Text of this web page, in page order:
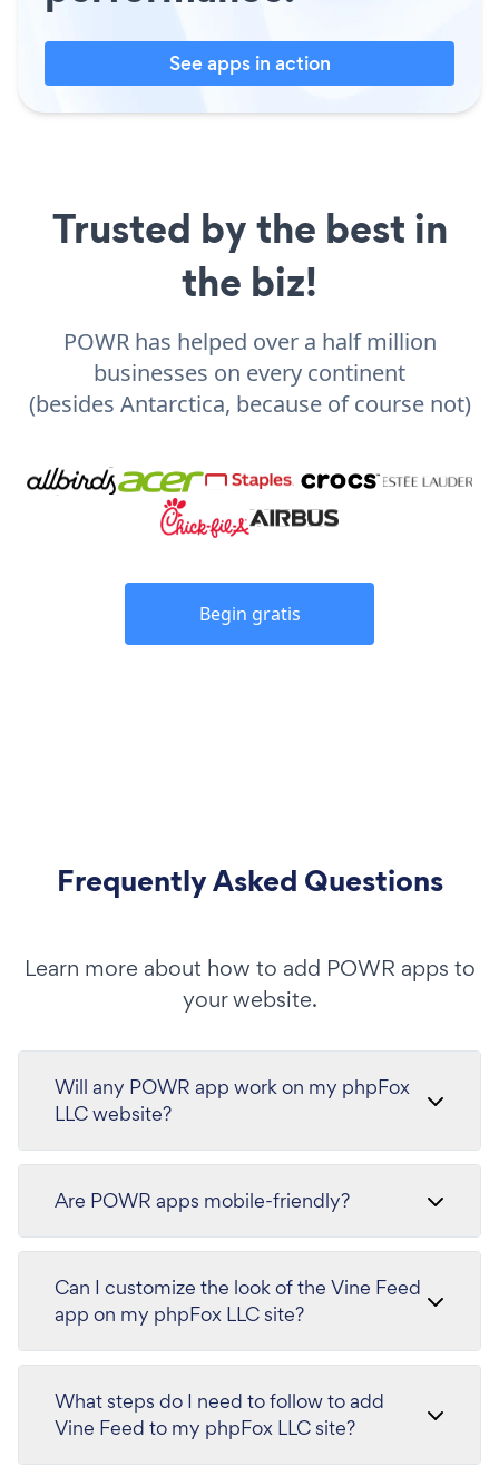
See apps in action
Trusted by the best in
the biz!
POWR has helped over a half million
businesses on every continent
(besides Antarctica, because of course not)
Begin gratis
Frequently Asked Questions
Learn more about how to add POWR apps to
your website.
Will any POWR app work on my phpFox
LLC website?
Are POWR apps mobile-friendly?
Can I customize the look of the Vine Feed
app on my phpFox LLC site?
What steps do I need to follow to add
Vine Feed to my phpFox LLC site?